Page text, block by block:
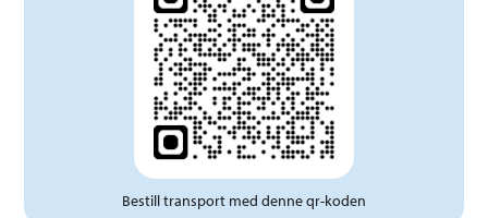
Bestill transport med denne qr-koden